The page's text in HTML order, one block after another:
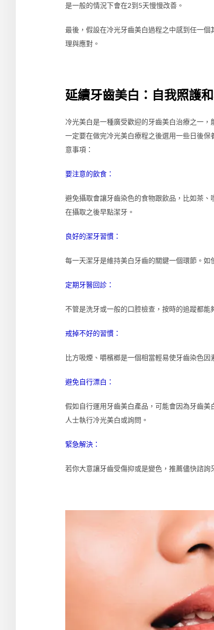
是一般的情況下會在2到5天慢慢改善。
最後，假設在冷光牙齒美白過程之中感到任一
理與應對。
延續牙齒美白：自我照護
冷光美白是一種廣受歡迎的牙齒美白治療之一
一定要在做完冷光美白療程之後選用一些日後
意事項：
要注意的飲食：
避免攝取會讓牙齒染色的食物跟飲品，比如茶
在攝取之後早點潔牙。
良好的潔牙習慣：
每一天潔牙是維持美白牙齒的關鍵一個環節。
定期牙醫回診：
不管是洗牙或一般的口腔檢查，按時的追蹤都
戒掉不好的習慣：
比方吸煙、嚼檳榔是一個相當輕易使牙齒染色
避免自行漂白：
假如自行運用牙齒美白產品，可能會因為牙齒
人士執行冷光美白或詢問。
緊急解決：
若你大意讓牙齒受傷抑或是變色，推薦儘快諮詢